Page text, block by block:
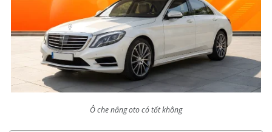
Ô che nắng oto có tốt không